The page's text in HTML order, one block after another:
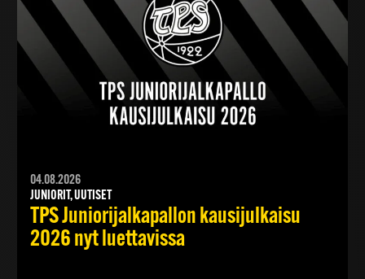
04.08.2026
JUNIORIT, UUTISET
TPS Juniorijalkapallon kausijulkaisu
2026 nyt luettavissa